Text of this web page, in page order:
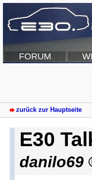
FORUM
zurück zur Hauptseite
E30
danilo69